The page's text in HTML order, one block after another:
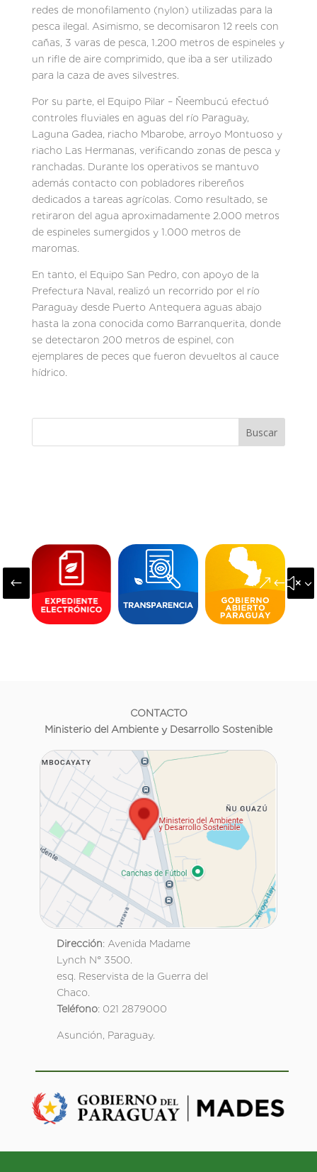
redes de monofilamento (nylon) utilizadas para la
pesca ilegal. Asimismo, se decomisaron 12 reels con
cañas, 3 varas de pesca, 1.200 metros de espineles y
un rifle de aire comprimido, que iba a ser utilizado
para la caza de aves silvestres.
Por su parte, el Equipo Pilar – Ñeembucú efectuó
controles fluviales en aguas del río Paraguay,
Laguna Gadea, riacho Mbarobe, arroyo Montuoso y
riacho Las Hermanas, verificando zonas de pesca y
ranchadas. Durante los operativos se mantuvo
además contacto con pobladores ribereños
dedicados a tareas agrícolas. Como resultado, se
retiraron del agua aproximadamente 2.000 metros
de espineles sumergidos y 1.000 metros de
maromas.
En tanto, el Equipo San Pedro, con apoyo de la
Prefectura Naval, realizó un recorrido por el río
Paraguay desde Puerto Antequera aguas abajo
hasta la zona conocida como Barranquerita, donde
se detectaron 200 metros de espinel, con
ejemplares de peces que fueron devueltos al cauce
hídrico.
Buscar
#
CONTACTO
Ministerio del Ambiente y Desarrollo Sostenible
Dirección: Avenida Madame
Lynch N° 3500.
esq. Reservista de la Guerra del
Chaco.
Teléfono: 021 2879000
Asunción, Paraguay.